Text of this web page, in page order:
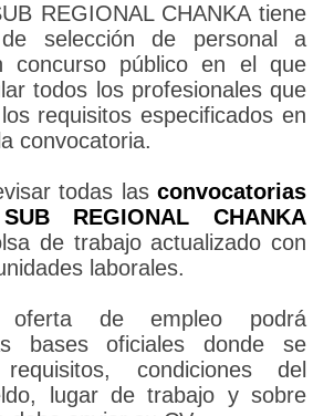
REGIONAL CHANKA tiene
selección de personal a
concurso público en el que
todos los profesionales que
requisitos especificados en
convocatoria.
todas las convocatorias
REGIONAL CHANKA
de trabajo actualizado con
laborales.
de empleo podrá
bases oficiales donde se
condiciones del
lugar de trabajo y sobre